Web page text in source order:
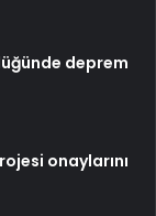
deprem
onaylarını